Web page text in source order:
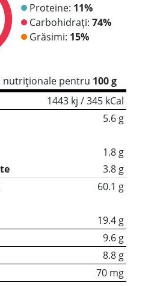
Proteine: 11%
Carbohidrați: 74%
Grăsimi: 15%
nutriționale pentru 100 g
1443 kj / 345 kCal
5.6 g
1.8 g
3.8 g
60.1 g
19.4 g
9.6 g
8.8 g
70 mg